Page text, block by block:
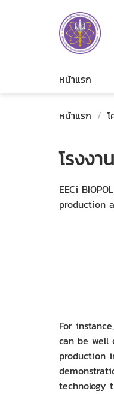
หน้าแรก
หน้าแรก /
โรงง
EECi
production
For
can be well
production
technology